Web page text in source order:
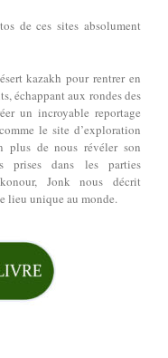
de ces sites absolument
kazakh pour rentrer en
échappant aux rondes des
un incroyable reportage
le site d’exploration
plus de nous révéler son
prises dans les parties
Jonk nous décrit
lieu unique au monde.